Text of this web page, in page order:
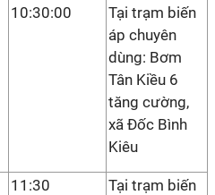
10:30:00
Tại trạm biến
áp chuyên
dùng: Bơm
Tân Kiều 6
tăng cường,
xã Đốc Bình
Kiêu
11:30
Tại trạm biến